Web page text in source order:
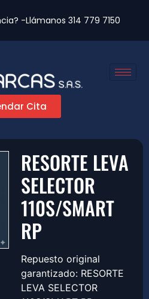
-Llámanos 314 779 7150
Cita
RESORTE LEVA
SELECTOR
110S/SMART
RP
Repuesto original
garantizado: RESORTE
LEVA SELECTOR